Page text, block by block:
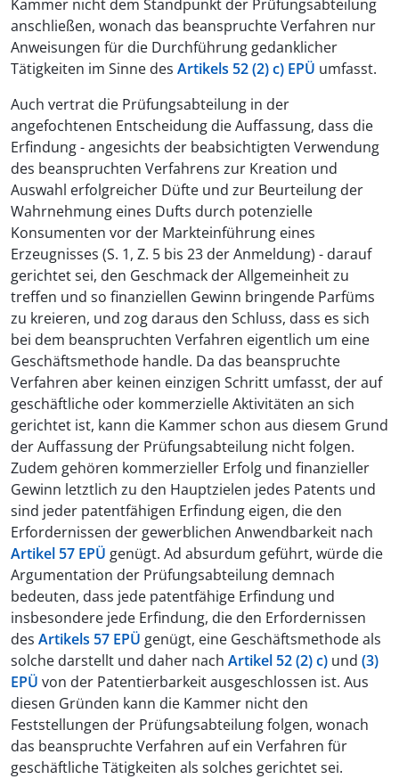
Kammer nicht dem Standpunkt der Prüfungsabteilung
anschließen, wonach das beanspruchte Verfahren nur
Anweisungen für die Durchführung gedanklicher
Tätigkeiten im Sinne des Artikels 52 (2) c) EPÜ umfasst.
Auch vertrat die Prüfungsabteilung in der
angefochtenen Entscheidung die Auffassung, dass die
Erfindung - angesichts der beabsichtigten Verwendung
des beanspruchten Verfahrens zur Kreation und
Auswahl erfolgreicher Düfte und zur Beurteilung der
Wahrnehmung eines Dufts durch potenzielle
Konsumenten vor der Markteinführung eines
Erzeugnisses (S. 1, Z. 5 bis 23 der Anmeldung) - darauf
gerichtet sei, den Geschmack der Allgemeinheit zu
treffen und so finanziellen Gewinn bringende Parfüms
zu kreieren, und zog daraus den Schluss, dass es sich
bei dem beanspruchten Verfahren eigentlich um eine
Geschäftsmethode handle. Da das beanspruchte
Verfahren aber keinen einzigen Schritt umfasst, der auf
geschäftliche oder kommerzielle Aktivitäten an sich
gerichtet ist, kann die Kammer schon aus diesem Grund
der Auffassung der Prüfungsabteilung nicht folgen.
Zudem gehören kommerzieller Erfolg und finanzieller
Gewinn letztlich zu den Hauptzielen jedes Patents und
sind jeder patentfähigen Erfindung eigen, die den
Erfordernissen der gewerblichen Anwendbarkeit nach
Artikel 57 EPÜ genügt. Ad absurdum geführt, würde die
Argumentation der Prüfungsabteilung demnach
bedeuten, dass jede patentfähige Erfindung und
insbesondere jede Erfindung, die den Erfordernissen
des Artikels 57 EPÜ genügt, eine Geschäftsmethode als
solche darstellt und daher nach Artikel 52 (2) c) und (3)
EPÜ von der Patentierbarkeit ausgeschlossen ist. Aus
diesen Gründen kann die Kammer nicht den
Feststellungen der Prüfungsabteilung folgen, wonach
das beanspruchte Verfahren auf ein Verfahren für
geschäftliche Tätigkeiten als solches gerichtet sei.